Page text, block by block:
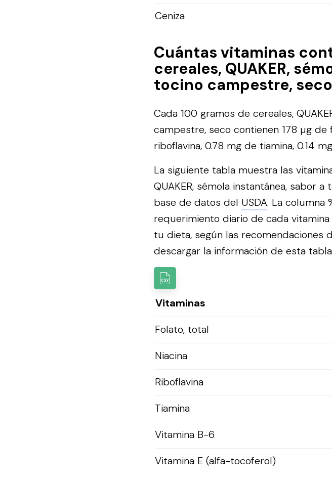
Ceniza
Cuántas vitaminas
cereales, QUAKER,
tocino campestre, seco
Cada 100 gramos de cereales,
campestre, seco contienen 178 µg de
riboflavina, 0.78 mg de tiamina, 0.14
La siguiente tabla muestra las
QUAKER, sémola instantánea, sabor
base de datos del USDA. La columna
requerimiento diario de cada
tu dieta, según las recomendaciones
descargar la información de esta
Vitaminas
Folato, total
Niacina
Riboflavina
Tiamina
Vitamina B-6
Vitamina E (alfa-tocoferol)